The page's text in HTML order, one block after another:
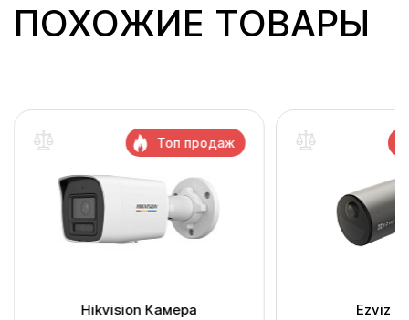
ПОХОЖИЕ ТОВАРЫ
Hikvision Камера
Топ продаж
Ezviz